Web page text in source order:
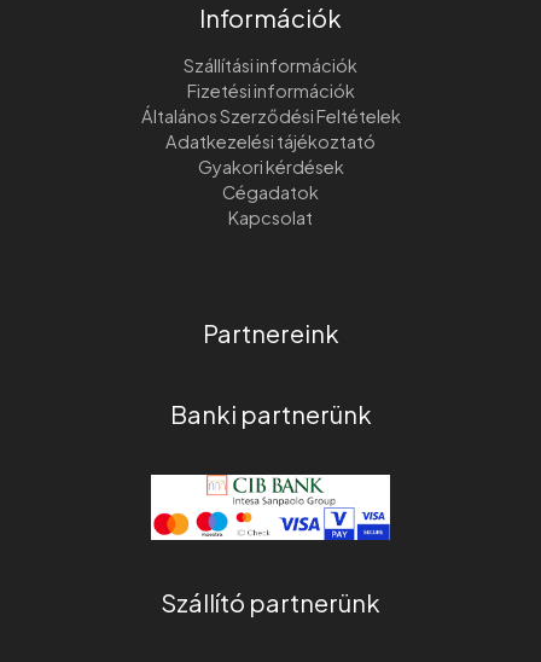
Információk
Szállítási információk
Fizetési információk
Általános Szerződési Feltételek
Adatkezelési tájékoztató
Gyakori kérdések
Cégadatok
Kapcsolat
Partnereink
Banki partnerünk
Szállító partnerünk